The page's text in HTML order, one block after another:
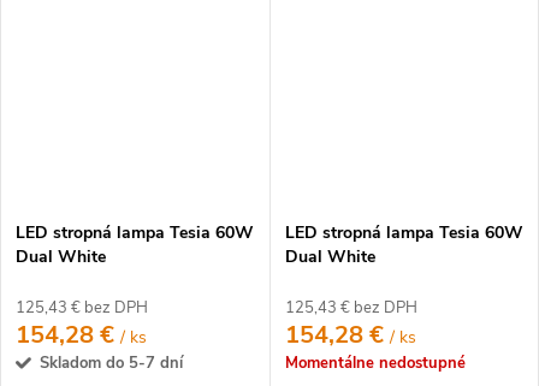
LED stropná lampa Tesia 60W
Dual White
125,43 € bez DPH
154,28 €/ ks
Skladom do 5-7 dní
LED stropná lampa Tesia 60W
Dual White
125,43 € bez DPH
154,28 €/ ks
Momentálne nedostupné